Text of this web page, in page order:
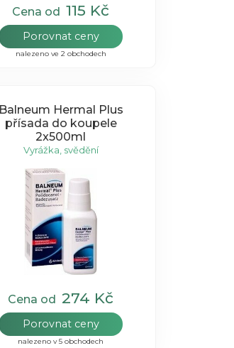
Cena od 115 Kč
Porovnat ceny
nalezeno ve 2 obchodech
Balneum Hermal Plus
přísada do koupele
2x500ml
Vyrážka, svědění
Cena od 274 Kč
Porovnat ceny
nalezeno v 5 obchodech